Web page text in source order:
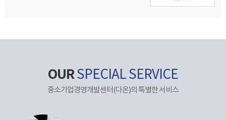
OURSPECIAL SERVICE
중소기업경영개발센터(다온)의 특별한 서비스